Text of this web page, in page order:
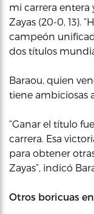
mi carrera entera
Zayas (20-0, 13).
campeón
dos títulos
Baraou, quien
tiene ambiciosas
“Ganar el título
carrera. Esa
para obtener
Zayas”, indicó
Otros boricuas